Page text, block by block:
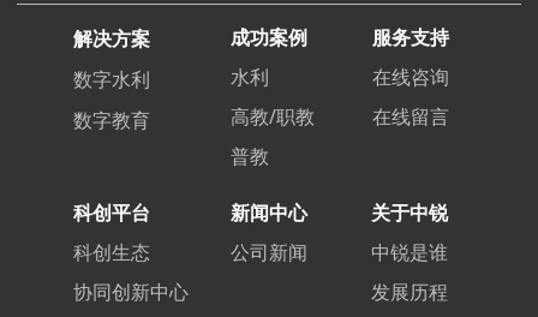
解决方案
数字水利
数字教育
成功案例
水利
高教/职教
普教
服务支持
在线咨询
在线留言
科创平台
科创生态
协同创新中心
新闻中心
公司新闻
关于中锐
中锐是谁
发展历程